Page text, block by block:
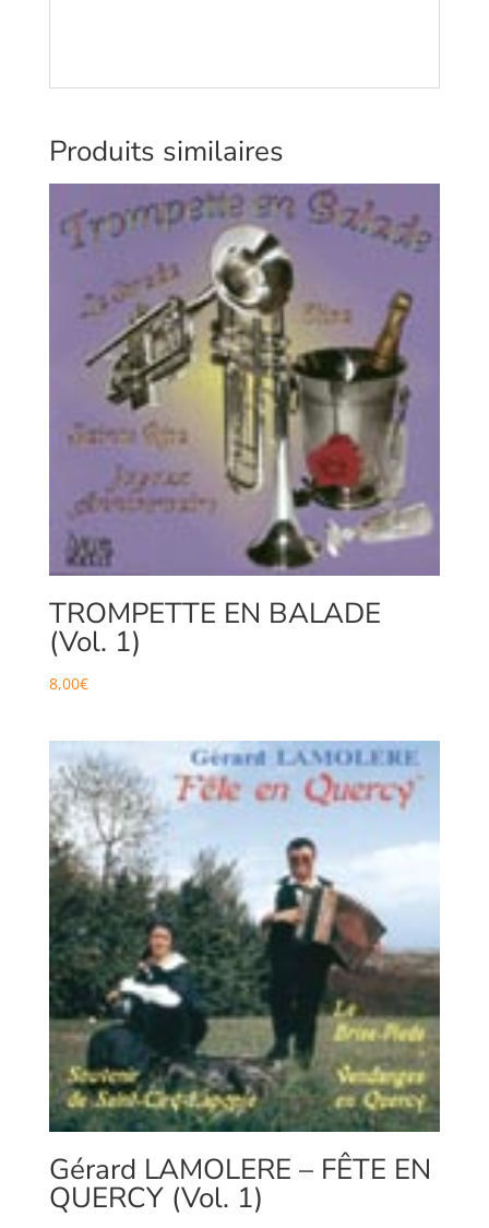
Produits similaires
TROMPETTE EN BALADE
(Vol. 1)
8,00€
Gérard LAMOLERE – FÊTE EN
QUERCY (Vol. 1)